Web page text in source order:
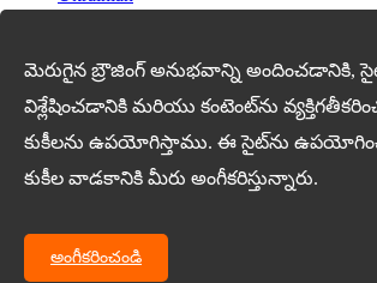
Urdu
Vietnamese
Welsh
Xhosa
Yoruba
Kinyarwanda
Oriya
Turkmen
మెరుగైన బ్రౌజింగ్ అనుభవాన్ని అందించడానికి,
విశ్లేషించడానికి మరియు కంటెంట్‌ను
కుకీలను ఉపయోగిస్తాము. ఈ సైట్‌ను
కుకీల వాడకానికి మీరు అంగీకరిస్తున్నారు.
అంగీకరించండి